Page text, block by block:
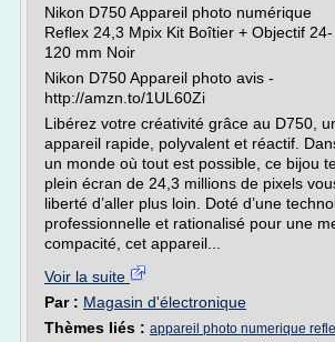
Nikon D750 Appareil photo numérique
Reflex 24,3 Mpix Kit Boîtier + Objectif 24-
120 mm Noir
Nikon D750 Appareil photo avis -
http://amzn.to/1UL60Zi
Libérez votre créativité grâce au D750,
appareil rapide, polyvalent et réactif.
un monde où tout est possible, ce bijou
plein écran de 24,3 millions de pixels
liberté d’aller plus loin. Doté d’une
professionnelle et rationalisé pour une
compacité, cet appareil...
Voir la suite
Par : Magasin d'électronique
Thèmes liés : appareil photo numerique